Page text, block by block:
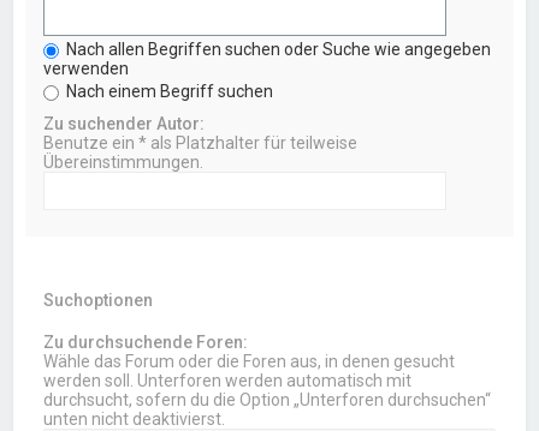
Nach allen Begriffen suchen oder Suche wie angegeben
verwenden
Nach einem Begriff suchen
Zu suchender Autor:
Benutze ein * als Platzhalter für teilweise
Übereinstimmungen.
Suchoptionen
Zu durchsuchende Foren:
Wähle das Forum oder die Foren aus, in denen gesucht
werden soll. Unterforen werden automatisch mit
durchsucht, sofern du die Option „Unterforen durchsuchen“
unten nicht deaktivierst.